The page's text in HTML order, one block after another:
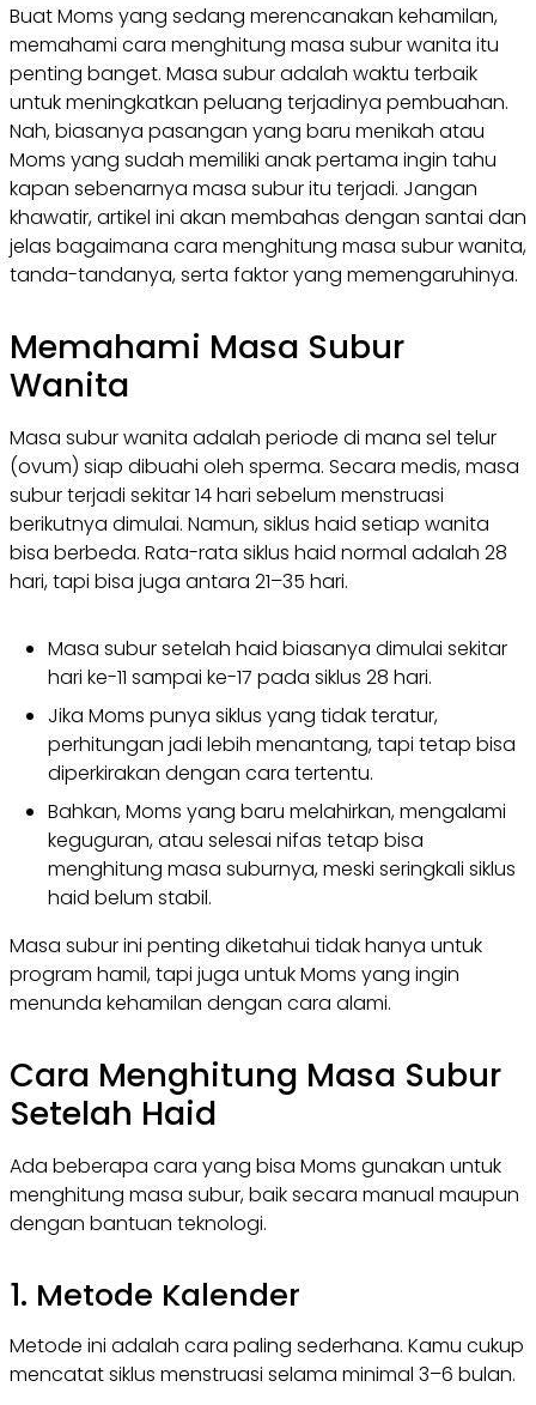
Buat Moms yang sedang merencanakan kehamilan,
memahami cara menghitung masa subur wanita itu
penting banget. Masa subur adalah waktu terbaik
untuk meningkatkan peluang terjadinya pembuahan.
Nah, biasanya pasangan yang baru menikah atau
Moms yang sudah memiliki anak pertama ingin tahu
kapan sebenarnya masa subur itu terjadi. Jangan
khawatir, artikel ini akan membahas dengan santai dan
jelas bagaimana cara menghitung masa subur wanita,
tanda-tandanya, serta faktor yang memengaruhinya.
Memahami Masa Subur
Wanita
Masa subur wanita adalah periode di mana sel telur
(ovum) siap dibuahi oleh sperma. Secara medis, masa
subur terjadi sekitar 14 hari sebelum menstruasi
berikutnya dimulai. Namun, siklus haid setiap wanita
bisa berbeda. Rata-rata siklus haid normal adalah 28
hari, tapi bisa juga antara 21–35 hari.
Masa subur setelah haid biasanya dimulai sekitar
hari ke-11 sampai ke-17 pada siklus 28 hari.
Jika Moms punya siklus yang tidak teratur,
perhitungan jadi lebih menantang, tapi tetap bisa
diperkirakan dengan cara tertentu.
Bahkan, Moms yang baru melahirkan, mengalami
keguguran, atau selesai nifas tetap bisa
menghitung masa suburnya, meski seringkali siklus
haid belum stabil.
Masa subur ini penting diketahui tidak hanya untuk
program hamil, tapi juga untuk Moms yang ingin
menunda kehamilan dengan cara alami.
Cara Menghitung Masa Subur
Setelah Haid
Ada beberapa cara yang bisa Moms gunakan untuk
menghitung masa subur, baik secara manual maupun
dengan bantuan teknologi.
1. Metode Kalender
Metode ini adalah cara paling sederhana. Kamu cukup
mencatat siklus menstruasi selama minimal 3–6 bulan.